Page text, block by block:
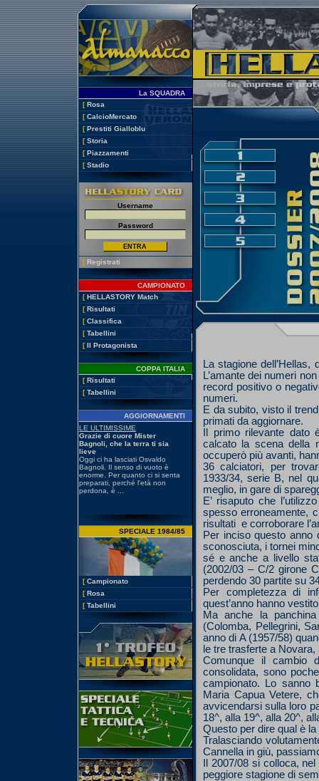
La SQUADRA
[ Rosa
[ CalcioMercato
[ Prestiti Gialloblu
[ Storia
[ Piazzamenti
[ Stadio
Username
Password
[ Registrati
CAMPIONATO
[ HELLASTORY Match
[ Risultati
[ Classifica
[ Tabellini
[ Il Protagonista
COPPA ITALIA
[ Risultati
[ Tabellini
AGGIORNAMENTI
SPECIALE 1984/85
[ Campionato
[ Rosa
[ Tabellini
La stagione
L’amante dei numeri
record positivo o
numeri.
E da subito, visto il
primati da aggiornare.
Il primo rilevante dato
calcato la scena della
occuperò più avanti,
36 calciatori, per
1933/34, serie B, nel
meglio, in gare di
E’ risaputo che
spesso erroneamente,
risultati e corroborare
Per inciso questo
sconosciuta, i tornei
sé e anche a livello
(2002/03 – C/2 girone
perdendo 30 partite su
Per completezza di
quest’anno hanno
Ma anche la
(Colomba, Pellegrini,
anno di A (1957/58)
le tre trasferte a
Comunque il cambio
consolidata, sono
campionato. Lo sanno
Maria Capua Vetere,
avvicendarsi sulla loro
18^, alla 19^, alla 20^,
Questo per dire qual è
Tralasciando
Cannella in giù,
Il 2007/08 si colloca,
peggiore stagione di